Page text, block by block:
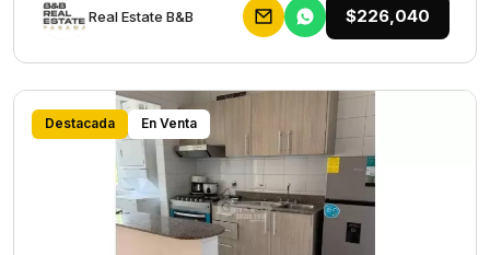
Rеаl Еstаtе В&В $226,040
Destacada En Venta